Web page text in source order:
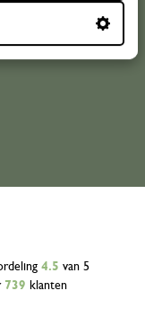
4.5 van 5
739 klanten